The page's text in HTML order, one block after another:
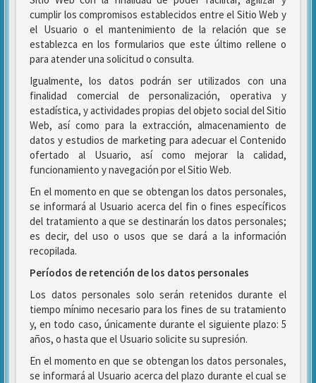
cumplir los compromisos establecidos entre el Sitio Web y
el Usuario o el mantenimiento de la relación que se
establezca en los formularios que este último rellene o
para atender una solicitud o consulta.
Igualmente, los datos podrán ser utilizados con una
finalidad comercial de personalización, operativa y
estadística, y actividades propias del objeto social del Sitio
Web, así como para la extracción, almacenamiento de
datos y estudios de marketing para adecuar el Contenido
ofertado al Usuario, así como mejorar la calidad,
funcionamiento y navegación por el Sitio Web.
En el momento en que se obtengan los datos personales,
se informará al Usuario acerca del fin o fines específicos
del tratamiento a que se destinarán los datos personales;
es decir, del uso o usos que se dará a la información
recopilada.
Períodos de retención de los datos personales
Los datos personales solo serán retenidos durante el
tiempo mínimo necesario para los fines de su tratamiento
y, en todo caso, únicamente durante el siguiente plazo: 5
años, o hasta que el Usuario solicite su supresión.
En el momento en que se obtengan los datos personales,
se informará al Usuario acerca del plazo durante el cual se